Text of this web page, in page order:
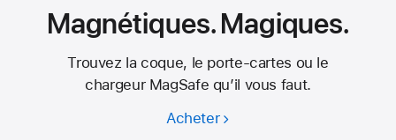
Magnétiques. Magiques.
Trouvez la coque, le porte-cartes ou le
chargeur MagSafe qu’il vous faut.
Acheter